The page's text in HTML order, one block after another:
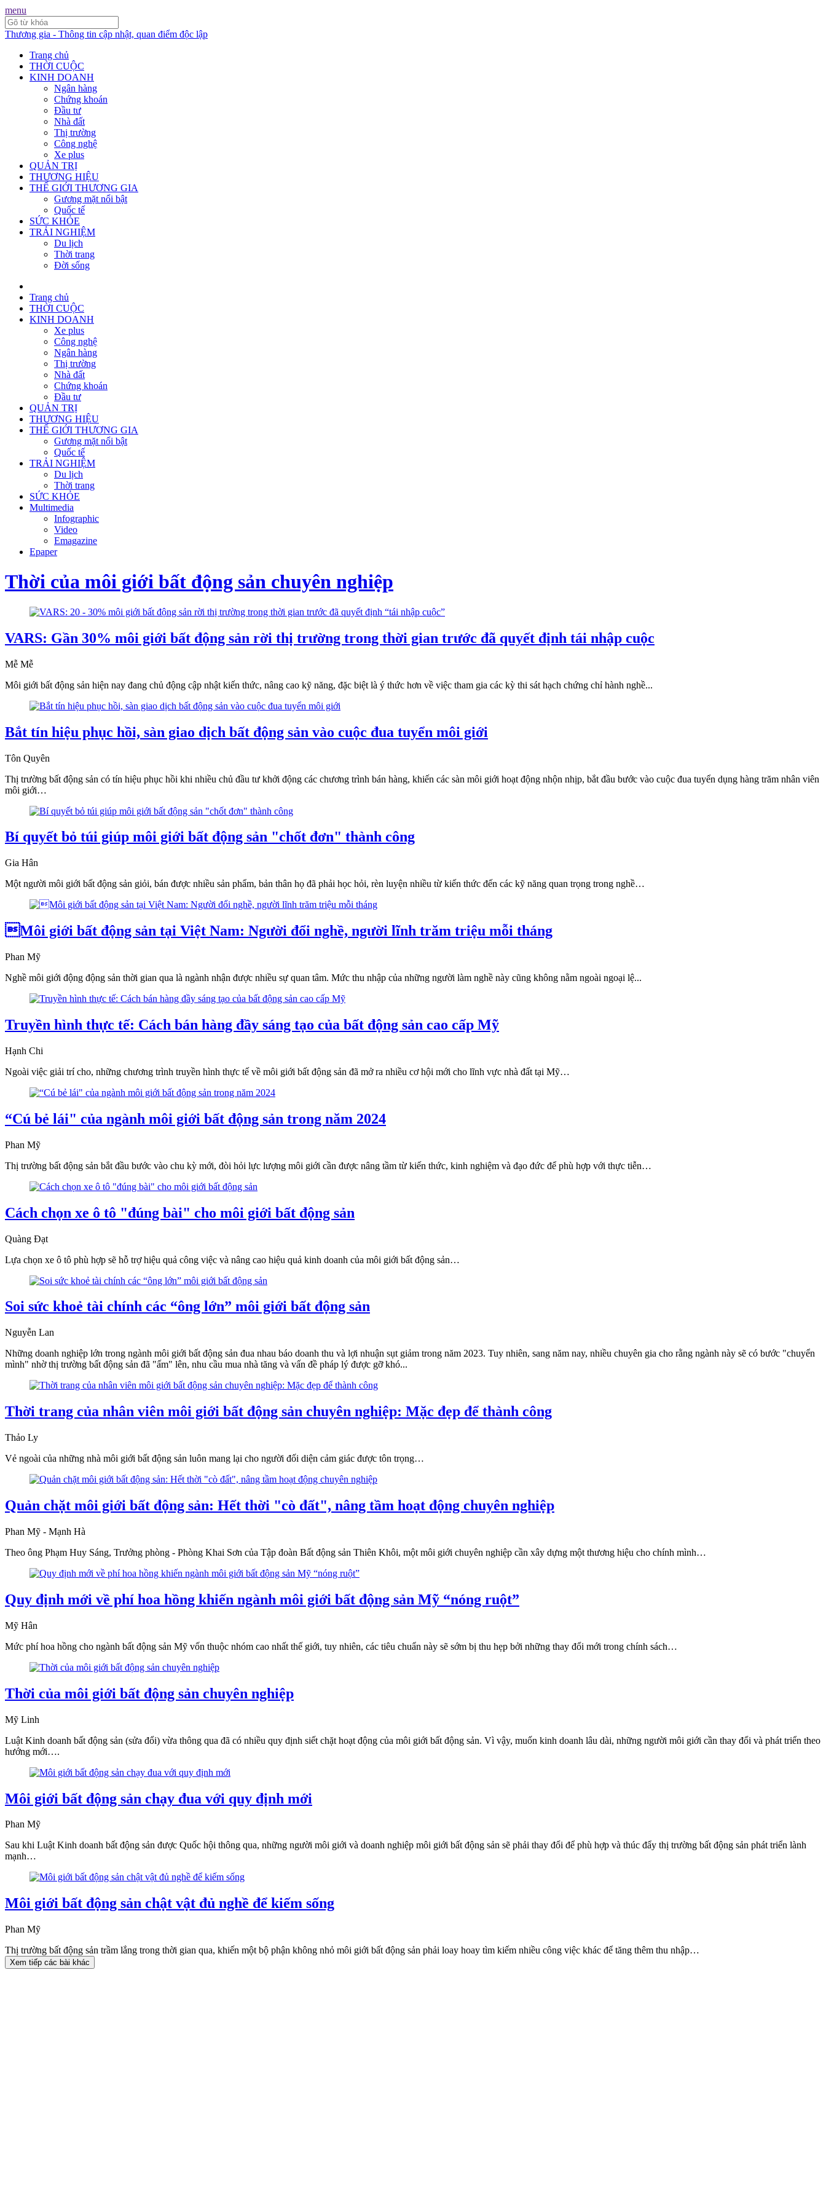
menu
Thương gia - Thông tin cập nhật, quan điểm độc lập
Trang chủ
THỜI CUỘC
KINH DOANH
Ngân hàng
Chứng khoán
Đầu tư
Nhà đất
Thị trường
Công nghệ
Xe plus
QUẢN TRỊ
THƯƠNG HIỆU
THẾ GIỚI THƯƠNG GIA
Gương mặt nổi bật
Quốc tế
SỨC KHỎE
TRẢI NGHIỆM
Du lịch
Thời trang
Đời sống
Trang chủ
THỜI CUỘC
KINH DOANH
Xe plus
Công nghệ
Ngân hàng
Thị trường
Nhà đất
Chứng khoán
Đầu tư
QUẢN TRỊ
THƯƠNG HIỆU
THẾ GIỚI THƯƠNG GIA
Gương mặt nổi bật
Quốc tế
TRẢI NGHIỆM
Du lịch
Thời trang
SỨC KHỎE
Multimedia
Infographic
Video
Emagazine
Epaper
Thời của môi giới bất động sản chuyên nghiệp
VARS: Gần 30% môi giới bất động sản rời thị trường trong thời gian trước đã quyết định tái nhập cuộc
Mễ Mễ
Môi giới bất động sản hiện nay đang chủ động cập nhật kiến thức, nâng cao kỹ năng, đặc biệt là ý thức hơn về việc tham gia các kỳ thi sát hạch chứng chỉ hành nghề...
Bắt tín hiệu phục hồi, sàn giao dịch bất động sản vào cuộc đua tuyển môi giới
Tôn Quyên
Thị trường bất động sản có tín hiệu phục hồi khi nhiều chủ đầu tư khởi động các chương trình bán hàng, khiến các sàn môi giới hoạt động nhộn nhịp, bắt đầu bước vào cuộc đua tuyển dụng hàng trăm nhân viên
môi giới…
Bí quyết bỏ túi giúp môi giới bất động sản "chốt đơn" thành công
Gia Hân
Một người môi giới bất động sản giỏi, bán được nhiều sản phẩm, bản thân họ đã phải học hỏi, rèn luyện nhiều từ kiến thức đến các kỹ năng quan trọng trong nghề…
Môi giới bất động sản tại Việt Nam: Người đổi nghề, người lĩnh trăm triệu mỗi tháng
Phan Mỹ
Nghề môi giới động động sản thời gian qua là ngành nhận được nhiều sự quan tâm. Mức thu nhập của những người làm nghề này cũng không nằm ngoài ngoại lệ...
Truyền hình thực tế: Cách bán hàng đầy sáng tạo của bất động sản cao cấp Mỹ
Hạnh Chi
Ngoài việc giải trí cho, những chương trình truyền hình thực tế về môi giới bất động sản đã mở ra nhiều cơ hội mới cho lĩnh vực nhà đất tại Mỹ…
“Cú bẻ lái" của ngành môi giới bất động sản trong năm 2024
Phan Mỹ
Thị trường bất động sản bắt đầu bước vào chu kỳ mới, đòi hỏi lực lượng môi giới cần được nâng tầm từ kiến thức, kinh nghiệm và đạo đức để phù hợp với thực tiễn…
Cách chọn xe ô tô "đúng bài" cho môi giới bất động sản
Quàng Đạt
Lựa chọn xe ô tô phù hợp sẽ hỗ trợ hiệu quả công việc và nâng cao hiệu quả kinh doanh của môi giới bất động sản…
Soi sức khoẻ tài chính các “ông lớn” môi giới bất động sản
Nguyễn Lan
Những doanh nghiệp lớn trong ngành môi giới bất động sản đua nhau báo doanh thu và lợi nhuận sụt giảm trong năm 2023. Tuy nhiên, sang năm nay, nhiều chuyên gia cho rằng ngành này sẽ có bước "chuyển
mình" nhờ thị trường bất động sản đã "ấm" lên, nhu cầu mua nhà tăng và vấn đề pháp lý được gỡ khó...
Thời trang của nhân viên môi giới bất động sản chuyên nghiệp: Mặc đẹp để thành công
Thảo Ly
Vẻ ngoài của những nhà môi giới bất động sản luôn mang lại cho người đối diện cảm giác được tôn trọng…
Quản chặt môi giới bất động sản: Hết thời "cò đất", nâng tầm hoạt động chuyên nghiệp
Phan Mỹ - Mạnh Hà
Theo ông Phạm Huy Sáng, Trưởng phòng - Phòng Khai Sơn của Tập đoàn Bất động sản Thiên Khôi, một môi giới chuyên nghiệp cần xây dựng một thương hiệu cho chính mình…
Quy định mới về phí hoa hồng khiến ngành môi giới bất động sản Mỹ “nóng ruột”
Mỹ Hân
Mức phí hoa hồng cho ngành bất động sản Mỹ vốn thuộc nhóm cao nhất thế giới, tuy nhiên, các tiêu chuẩn này sẽ sớm bị thu hẹp bởi những thay đổi mới trong chính sách…
Thời của môi giới bất động sản chuyên nghiệp
Mỹ Linh
Luật Kinh doanh bất động sản (sửa đổi) vừa thông qua đã có nhiều quy định siết chặt hoạt động của môi giới bất động sản. Vì vậy, muốn kinh doanh lâu dài, những người môi giới cần thay đổi và phát triển theo
hướng mới….
Môi giới bất động sản chạy đua với quy định mới
Phan Mỹ
Sau khi Luật Kinh doanh bất động sản được Quốc hội thông qua, những người môi giới và doanh nghiệp môi giới bất động sản sẽ phải thay đổi để phù hợp và thúc đẩy thị trường bất động sản phát triển lành
mạnh…
Môi giới bất động sản chật vật đủ nghề để kiếm sống
Phan Mỹ
Thị trường bất động sản trầm lắng trong thời gian qua, khiến một bộ phận không nhỏ môi giới bất động sản phải loay hoay tìm kiếm nhiều công việc khác để tăng thêm thu nhập…
Xem tiếp các bài khác